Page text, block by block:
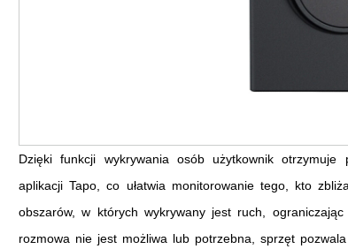
Dzięki funkcji wykrywania osób użytkownik
aplikacji Tapo, co ułatwia monitorowanie tego, kto
obszarów, w których wykrywany jest ruch,
rozmowa nie jest możliwa lub potrzebna, sprzęt